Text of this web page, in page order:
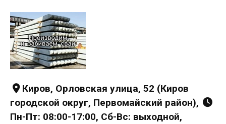
Киров, Орловская улица, 52 (Киров
городской округ, Первомайский район),
Пн-Пт: 08:00-17:00, Сб-Вс: выходной,